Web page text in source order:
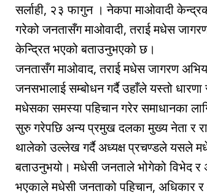
सर्लाही, २३ फागुन । नेकपा माओवादी
गरेको जनतासँग माओवादी, तराई मधेस
केन्द्रित भएको बताउनुभएको छ।
जनतासँग माओवाद, तराई मधेस जागरण
जनसभालाई सम्बोधन गर्दै उहाँले यस्तो धारणा
मधेसका समस्या पहिचान गरेर समाधानका
सुरु गरेपछि अन्य प्रमुख दलका मुख्य नेता र
थालेको उल्लेख गर्दै अध्यक्ष प्रचण्डले यसले
बताउनुभयो। मधेसी जनताले भोगेको विभेद
भएकाले मधेसी जनताको पहिचान, अधिकार